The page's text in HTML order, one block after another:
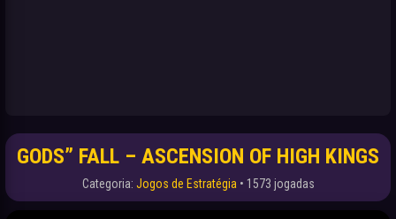
GODS” FALL – ASCENSION OF HIGH KINGS
Categoria: Jogos de Estratégia • 1573 jogadas